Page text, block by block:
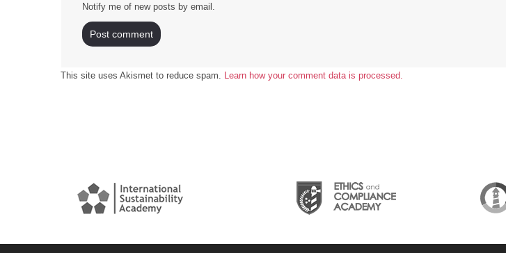
Notify me of new posts by email.
This site uses Akismet to reduce spam. Learn how your comment data is processed.